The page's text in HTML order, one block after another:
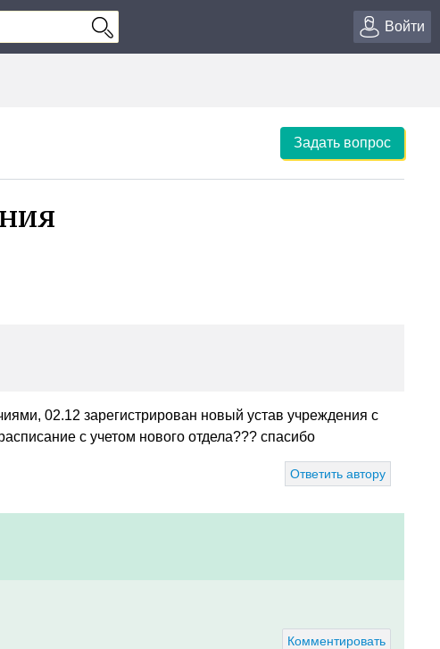
Войти
Задать вопрос
02.12 зарегистрирован новый устав учреждения с
с учетом нового отдела??? спасибо
Ответить автору
Комментировать